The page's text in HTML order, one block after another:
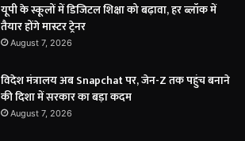
यूपी के स्कूलों में डिजिटल शिक्षा को बढ़ावा, हर ब्लॉक में
तैयार होंगे मास्टर ट्रेनर
August 7, 2026
विदेश मंत्रालय अब Snapchat पर, जेन-Z तक पहुंच बनाने
की दिशा में सरकार का बड़ा कदम
August 7, 2026